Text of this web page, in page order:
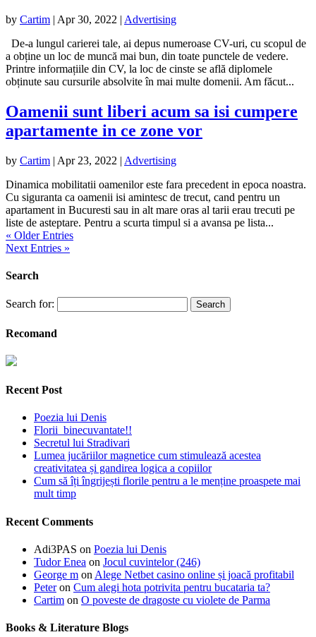
by Cartim | Apr 30, 2022 | Advertising
De-a lungul carierei tale, ai depus numeroase CV-uri, cu scopul de
a obține un loc de muncă mai bun, din toate punctele de vedere.
Printre informațiile din CV, la loc de cinste se află diplomele
obținute sau cursurile absolvite în mai multe domenii. Am făcut...
Oamenii sunt liberi acum sa isi cumpere
apartamente in ce zone vor
by Cartim | Apr 23, 2022 | Advertising
Dinamica mobilitatii oamenilor este fara precedent in epoca noastra.
Cu siguranta ca oamenii isi amintesc de trecut, cand pentru un
apartament in Bucuresti sau in alt mare oras al tarii erau trecuti pe
liste de asteptare. Pentru a scurta timpul si a avansa pe lista...
« Older Entries
Next Entries »
Search
Search for:
Recomand
Recent Post
Poezia lui Denis
Florii binecuvantate!!
Secretul lui Stradivari
Lumea jucăriilor magnetice cum stimulează acestea
creativitatea și gandirea logica a copiilor
Cum să îți îngrijești florile pentru a le menține proaspete mai
mult timp
Recent Comments
Adi3PAS on Poezia lui Denis
Tudor Enea on Jocul cuvintelor (246)
George m on Alege Netbet casino online și joacă profitabil
Peteron Cum alegi hota potrivita pentru bucataria ta?
Cartim on O poveste de dragoste cu violete de Parma
Books & Literature Blogs